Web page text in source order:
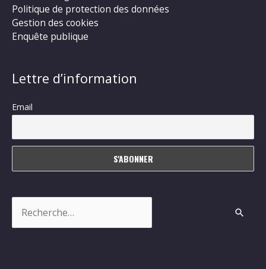
Politique de protection des données
Gestion des cookies
Enquête publique
Lettre d’information
Email